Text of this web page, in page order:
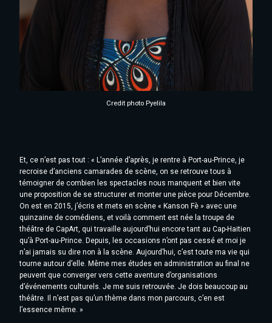
Credit photo Pyelila
Et, ce n’est pas tout : « L’année d’après, je rentre à Port-au-Prince, je
recroise d’anciens camarades de scène, on se retrouve tous à
témoigner de combien les spectacles nous manquent et bien vite
une proposition de se structurer et monter une pièce pour Décembre.
On est en 2015, j’écris et mets en scène « Kanson Fè » avec une
quinzaine de comédiens, et voilà comment est née la troupe de
théâtre de CapArt, qui travaille aujourd’hui encore tant au Cap-Haitien
qu’à Port-au-Prince. Depuis, les occasions n’ont pas cessé et moi je
n’ai jamais su dire non à la scène. Aujourd’hui, c’est toute ma vie qui
tourne autour d’elle. Même mes études en administration au final ne
peuvent que converger vers cette aventure d’organisations
d’événements culturels. Je me suis retrouvée. Je dois beaucoup au
théâtre. Il n’est pas qu’un thème dans mon parcours, c’en est
l’essence même. »